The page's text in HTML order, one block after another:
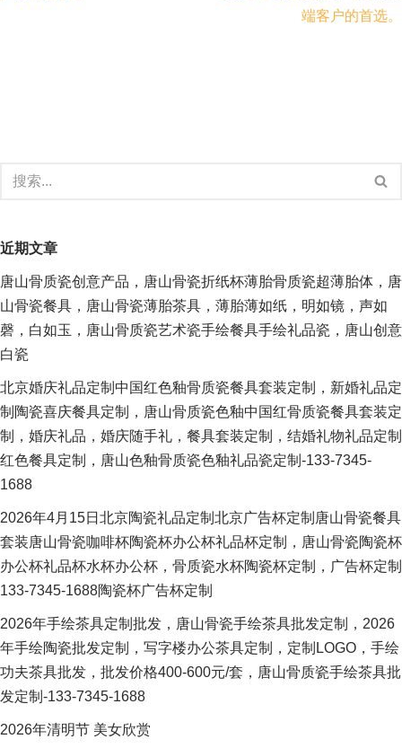
端客户的首选。
近期文章
唐山骨质瓷创意产品，唐山骨瓷折纸杯薄胎骨质瓷超薄胎体，唐
山骨瓷餐具，唐山骨瓷薄胎茶具，薄胎薄如纸，明如镜，声如
磬，白如玉，唐山骨质瓷艺术瓷手绘餐具手绘礼品瓷，唐山创意
白瓷
北京婚庆礼品定制中国红色釉骨质瓷餐具套装定制，新婚礼品定
制陶瓷喜庆餐具定制，唐山骨质瓷色釉中国红骨质瓷餐具套装定
制，婚庆礼品，婚庆随手礼，餐具套装定制，结婚礼物礼品定制
红色餐具定制，唐山色釉骨质瓷色釉礼品瓷定制-133-7345-
1688
2026年4月15日北京陶瓷礼品定制北京广告杯定制唐山骨瓷餐具
套装唐山骨瓷咖啡杯陶瓷杯办公杯礼品杯定制，唐山骨瓷陶瓷杯
办公杯礼品杯水杯办公杯，骨质瓷水杯陶瓷杯定制，广告杯定制
133-7345-1688陶瓷杯广告杯定制
2026年手绘茶具定制批发，唐山骨瓷手绘茶具批发定制，2026
年手绘陶瓷批发定制，写字楼办公茶具定制，定制LOGO，手绘
功夫茶具批发，批发价格400-600元/套，唐山骨质瓷手绘茶具批
发定制-133-7345-1688
2026年清明节 美女欣赏